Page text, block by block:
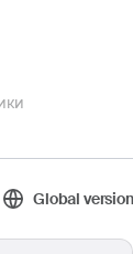
Global version